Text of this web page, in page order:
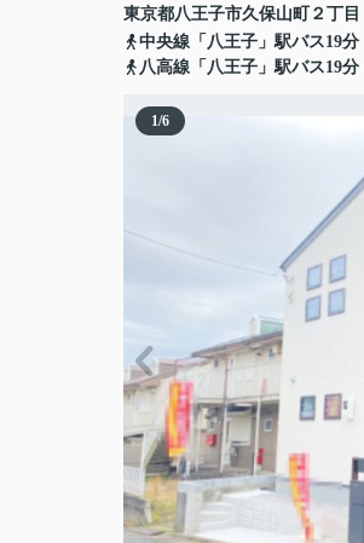
東京都八王子市久保山町
２丁目
中央線「八王子」駅バス19
八高線「八王子」駅バス19
1/6